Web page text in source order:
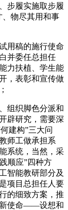
步履实施取步履
、物尽其用和事
用稿的施行使命
并委任总担任
力扶植、学生能
，表彰和宣传做
组织脚色分派和
辟研究，需要深
建构”三大问
师工做承担系
系统，当然，采
顺应”四种方
智能教研部分及
项目总担任人要
的细致方案，推
新使命——设想和